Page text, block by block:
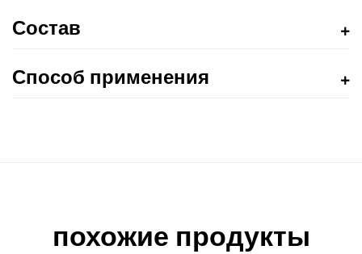
Состав
Способ применения
похожие продукты